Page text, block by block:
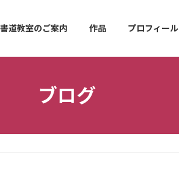
書道教室のご案内 作品 プロフィール
ブログ